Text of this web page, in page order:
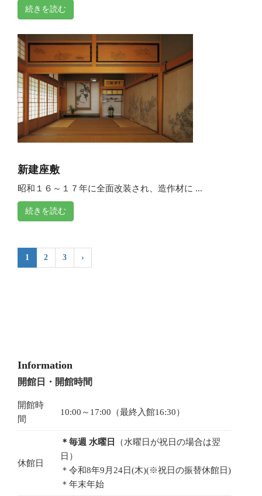
続きを読む
新建座敷
昭和１６～１７年に全面改装され、造作材に ...
続きを読む
1 2 3 ›
Information
開館日・開館時間
開館時
間
10:00～17:00（最終入館16:30）
休館日
＊毎週 水曜日
（水曜日が祝日の場合は翌
日）
＊令和8年9月24日(木)(※祝日の振替休館日)
＊年末年始